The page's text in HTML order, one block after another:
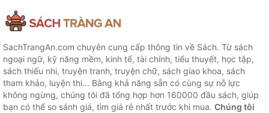
SachTrangAn.com chuyên cung cấp thông tin về Sách. Từ sách
ngoại ngữ, kỹ năng mềm, kinh tế, tài chính, tiểu thuyết, học tập,
sách thiếu nhi, truyện tranh, truyện chữ, sách giao khoa, sách
tham khảo, luyện thi... Bằng khả năng sẵn có cùng sự nỗ lực
không ngừng, chúng tôi đã tổng hợp hơn 160000 đầu sách, giúp
bạn có thể so sánh giá, tìm giá rẻ nhất trước khi mua. Chúng tôi